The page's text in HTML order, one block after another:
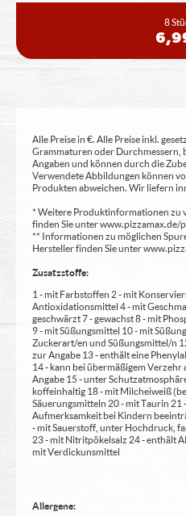
8
Alle Preise in €. Alle Preise inkl.
Grammaturen oder Durchmessern,
Angaben und können durch die
Verwendete Abbildungen können
Produkten abweichen. Wir liefern
* Weitere Produktinformationen zu
finden Sie unter
** Informationen zu möglichen
Hersteller finden Sie unter
Zusatzstoffe:
1 - mit Farbstoffen 2 - mit
Antioxidationsmittel 4 - mit
geschwärzt 7 - gewachst 8 - mit
9 - mit Süßungsmittel 10 - mit
Zuckerart/en und Süßungsmittel/n
zur Angabe 13 - enthält eine
14 - kann bei übermäßigem
Angabe 15 - unter
koffeinhaltig 18 - mit Milcheiweiß
Säuerungsmitteln 20 - mit Taurin 21
Aufmerksamkeit bei Kindern
- mit Sauerstoff, unter Hochdruck,
23 - mit Nitritpökelsalz 24 - enthält
mit Verdickunsmittel
Allergene: